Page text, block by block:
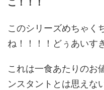
このシリーズめちゃく
ね！！！！どぅあいす
これは一食あたりのお
ンスタントとは思えな